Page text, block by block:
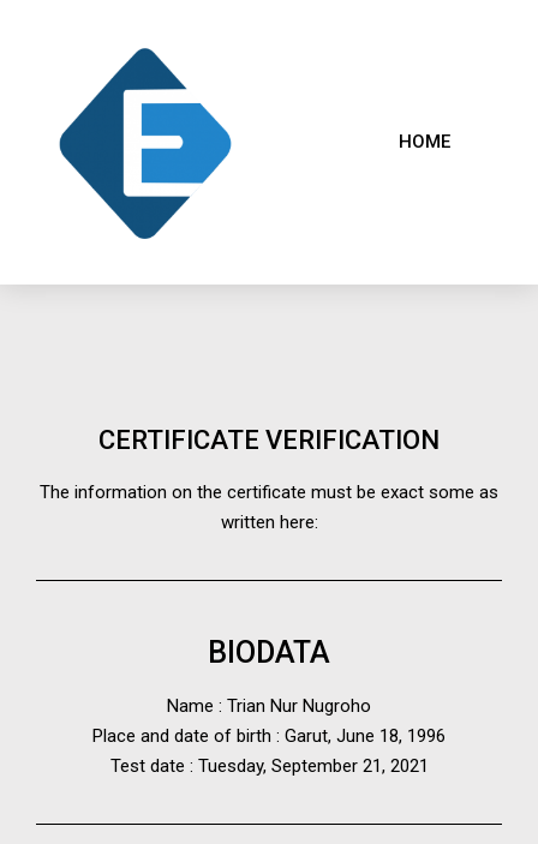
HOME
CERTIFICATE VERIFICATION
The information on the certificate must be exact some as
written here:
BIODATA
Name : Trian Nur Nugroho
Place and date of birth : Garut, June 18, 1996
Test date : Tuesday, September 21, 2021